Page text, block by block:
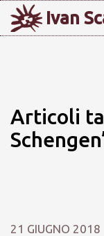
Ivan
Articoli
21 GIUGNO 2018